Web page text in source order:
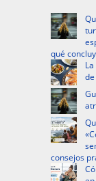
qué
consejos